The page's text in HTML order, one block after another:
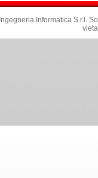
Informatica S.r.l .